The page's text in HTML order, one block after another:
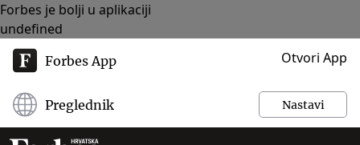
Forbes je bolji u aplikaciji
undefined
Forbes App Otvori App
Preglednik Nastavi